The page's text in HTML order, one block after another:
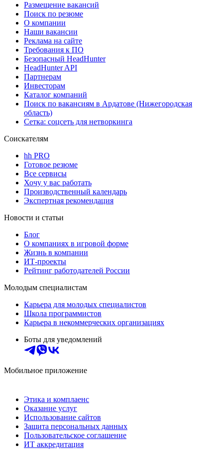
Размещение вакансий
Поиск по резюме
О компании
Наши вакансии
Реклама на сайте
Требования к ПО
Безопасный HeadHunter
HeadHunter API
Партнерам
Инвесторам
Каталог компаний
Поиск по вакансиям в Ардатове (Нижегородская
область)
Сетка: соцсеть для нетворкинга
Соискателям
hh PRO
Готовое резюме
Все сервисы
Хочу у вас работать
Производственный календарь
Экспертная рекомендация
Новости и статьи
Блог
О компаниях в игровой форме
Жизнь в компании
ИТ-проекты
Рейтинг работодателей России
Молодым специалистам
Карьера для молодых специалистов
Школа программистов
Карьера в некоммерческих организациях
Боты для уведомлений
Мобильное приложение
Этика и комплаенс
Оказание услуг
Использование сайтов
Защита персональных данных
Пользовательское соглашение
ИТ аккредитация